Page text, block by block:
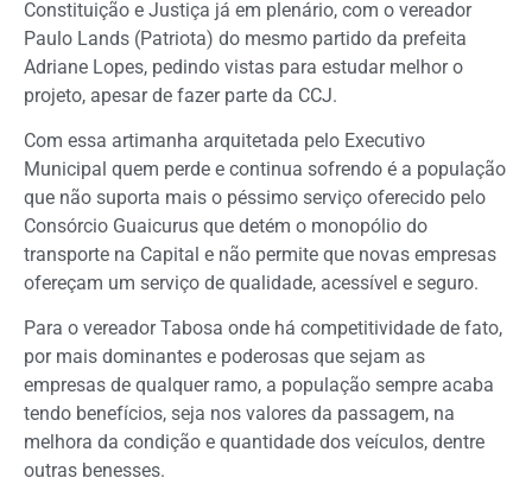
Constituição e Justiça já em plenário, com o vereador
Paulo Lands (Patriota) do mesmo partido da prefeita
Adriane Lopes, pedindo vistas para estudar melhor o
projeto, apesar de fazer parte da CCJ.
Com essa artimanha arquitetada pelo Executivo
Municipal quem perde e continua sofrendo é a população
que não suporta mais o péssimo serviço oferecido pelo
Consórcio Guaicurus que detém o monopólio do
transporte na Capital e não permite que novas empresas
ofereçam um serviço de qualidade, acessível e seguro.
Para o vereador Tabosa onde há competitividade de fato,
por mais dominantes e poderosas que sejam as
empresas de qualquer ramo, a população sempre acaba
tendo benefícios, seja nos valores da passagem, na
melhora da condição e quantidade dos veículos, dentre
outras benesses.